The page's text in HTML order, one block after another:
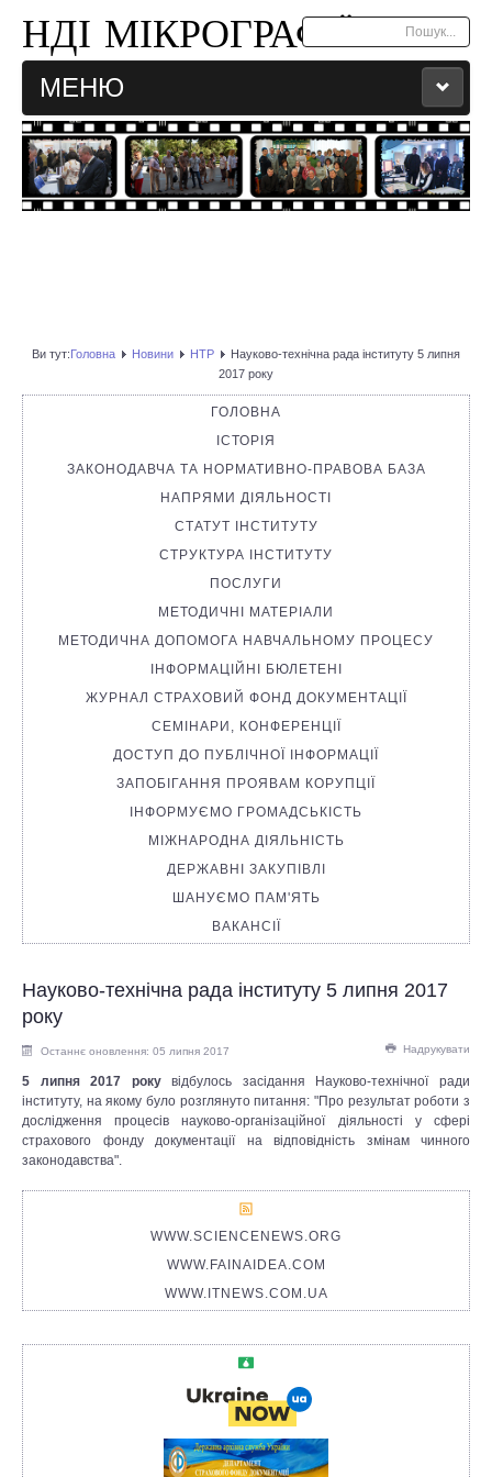
НДІ МІКРОГРАФІЇ
МЕНЮ
ГОЛОВНА
КОНТАКТИ
УКР ENG
Ви тут:Головна Новини НТР
Науково-технічна рада інституту 5 липня
2017 року
ГОЛОВНА
ІСТОРІЯ
ЗАКОНОДАВЧА ТА НОРМАТИВНО-ПРАВОВА БАЗА
НАПРЯМИ ДІЯЛЬНОСТІ
СТАТУТ ІНСТИТУТУ
СТРУКТУРА ІНСТИТУТУ
ПОСЛУГИ
МЕТОДИЧНІ МАТЕРІАЛИ
МЕТОДИЧНА ДОПОМОГА НАВЧАЛЬНОМУ ПРОЦЕСУ
ІНФОРМАЦІЙНІ БЮЛЕТЕНІ
ЖУРНАЛ СТРАХОВИЙ ФОНД ДОКУМЕНТАЦІЇ
СЕМІНАРИ, КОНФЕРЕНЦІЇ
ДОСТУП ДО ПУБЛІЧНОЇ ІНФОРМАЦІЇ
ЗАПОБІГАННЯ ПРОЯВАМ КОРУПЦІЇ
ІНФОРМУЄМО ГРОМАДСЬКІСТЬ
МІЖНАРОДНА ДІЯЛЬНІСТЬ
ДЕРЖАВНІ ЗАКУПІВЛІ
ШАНУЄМО ПАМ'ЯТЬ
ВАКАНСІЇ
Науково-технічна рада інституту 5 липня 2017
року
Надрукувати
Останнє оновлення: 05 липня 2017
5 липня 2017 рокувідбулось засідання Науково-технічної ради
інституту, на якому було розглянуто питання: "Про результат роботи з
дослідження процесів науково-організаційної діяльності у сфері
страхового фонду документації на відповідність змінам чинного
законодавства".
WWW.SCIENCENEWS.ORG
WWW.FAINAIDEA.COM
WWW.ITNEWS.COM.UA